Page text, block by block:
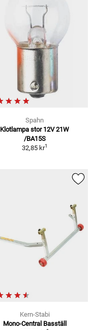
Spahn
Klotlampa stor 12V 21W
/BA15S
32,85 kr1
Kern-Stabi
Mono-Central Basställ